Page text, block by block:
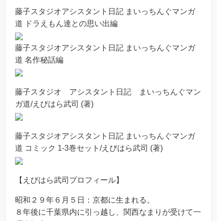
藤子スタジオアシスタント日記 まいっちんぐマンガ
道 ドラえもん達との思い出編
藤子スタジオアシスタント日記 まいっちんぐマンガ
道 名作秘話編
藤子スタジオ アシスタント日記 まいっちんぐマン
ガ道/えびはら武司 (著)
藤子スタジオアシスタント日記 まいっちんぐマンガ
道 コミック 1-3巻セット/えびはら武司 (著)
【えびはら武司プロフィール】
昭和２９年６月５日：京都に生まれる。
８年後に千葉県内に引っ越し、関西なまりが受けて一